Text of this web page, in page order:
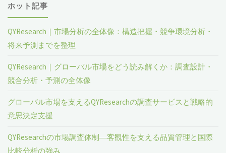
ホット記事
QYResearch｜市場分析の全体像：構造把握・競争環境分析・
将来予測までを整理
QYResearch｜グローバル市場をどう読み解くか：調査設計・
競合分析・予測の全体像
グローバル市場を支えるQYResearchの調査サービスと戦略的
意思決定支援
QYResearchの市場調査体制―客観性を支える品質管理と国際
比較分析の強み